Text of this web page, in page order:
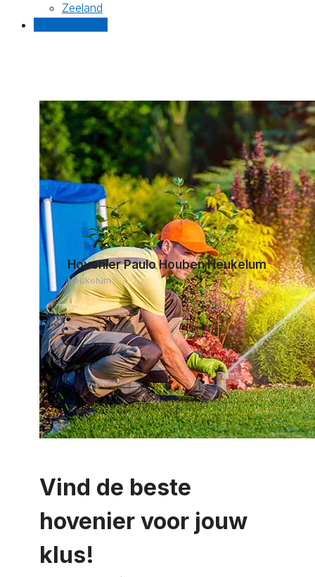
Zeeland
Hovenier Paulo Houben Heukelum
Heukelum
Vind de beste
hovenier voor jouw
klus!